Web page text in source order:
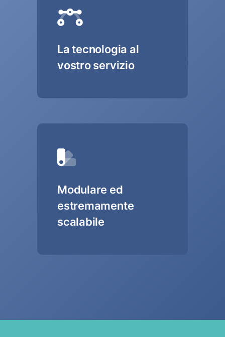
La tecnologia al
vostro servizio
Modulare ed
estremamente
scalabile